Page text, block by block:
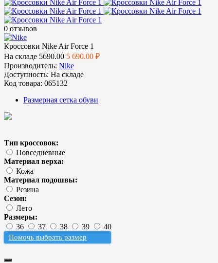
0 отзывов
Кроссовки Nike Air Force 1
На складе 5690.00 5 690.00 ₽
Производитель: Nike
Доступность: На складе
Код товара: 065132
Размерная сетка обуви
Тип кроссовок:
Повседневные
Материал верха:
Кожа
Материал подошвы:
Резина
Сезон:
Лето
Размеры:
36
37 38 39 40
Помочь выбрать размер